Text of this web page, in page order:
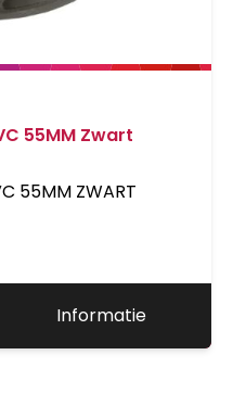
55MM Zwart
55MM ZWART
Informatie